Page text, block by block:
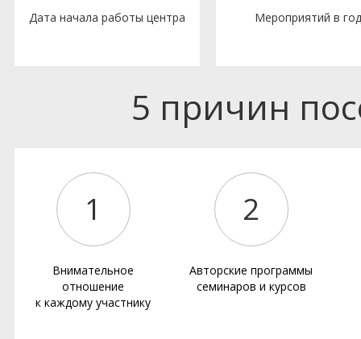
Дата начала работы центра Мероприятий в год
5 причин
1
Внимательное
отношение
к каждому участнику
2
Авторские программы
семинаров и курсов